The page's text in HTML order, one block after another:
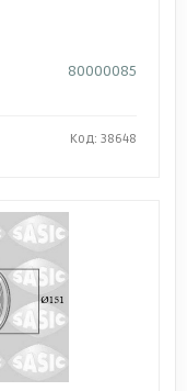
80000085
Код: 38648